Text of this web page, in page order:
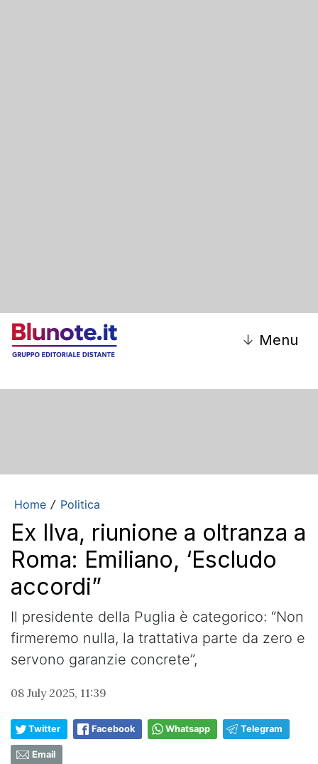
↓ Menu
Home / Politica
Ex Ilva, riunione a oltranza a
Roma: Emiliano, ‘Escludo
accordi”
Il presidente della Puglia è categorico: “Non
firmeremo nulla, la trattativa parte da zero e
servono garanzie concrete”,
08 July 2025, 11:39
Twitter Facebook Whatsapp Telegram
Email